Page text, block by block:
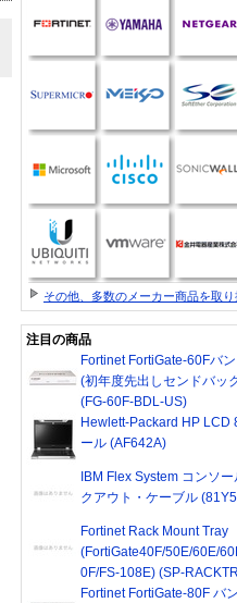
その他、多数のメーカー商品を取
注目の商品
Fortinet FortiGate-60Fバ
(初年度先出しセンドバッ
(FG-60F-BDL-US)
Hewlett-Packard HP LCD
ール (AF642A)
IBM Flex System コンソ
クアウト・ケーブル
Fortinet Rack Mount Tray
(FortiGate40F/50E/60E/
0F/FS-108E) (SP-
Fortinet FortiGate-80F バ